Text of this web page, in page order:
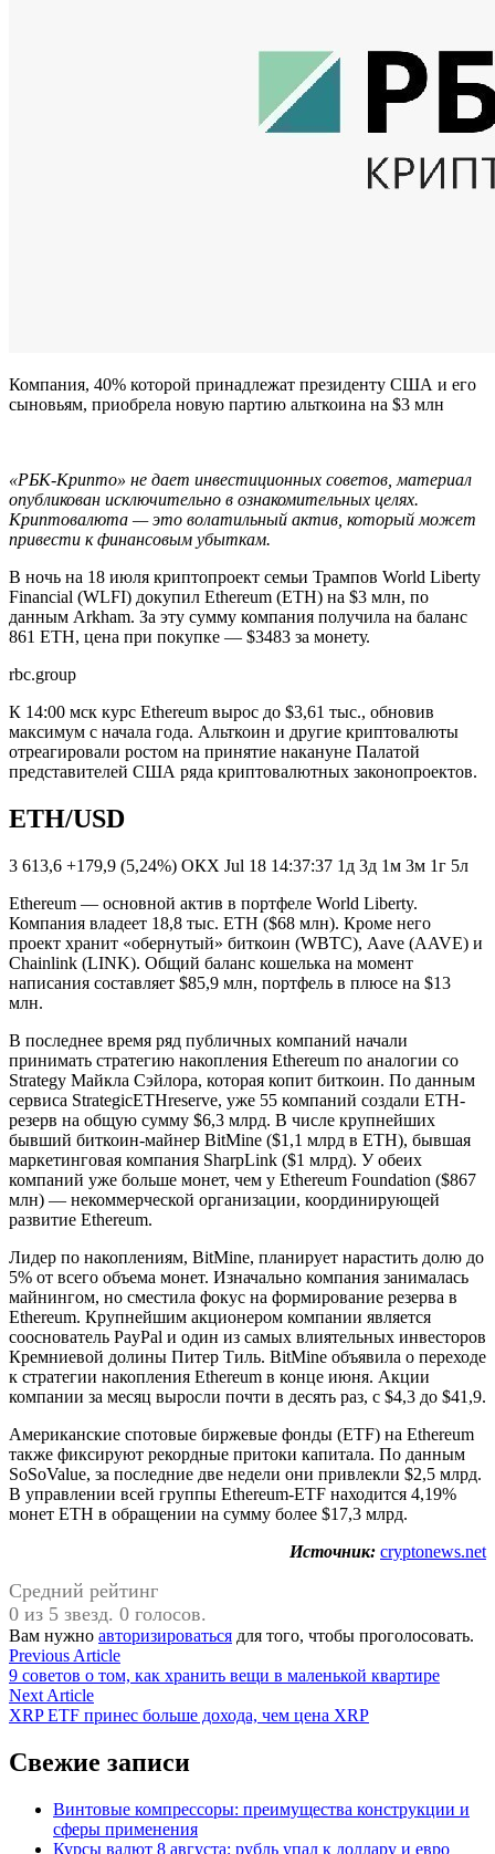
Компания, 40% которой принадлежат президенту США и его
сыновьям, приобрела новую партию альткоина на $3 млн
«РБК-Крипто» не дает инвестиционных советов, материал
опубликован исключительно в ознакомительных целях.
Криптовалюта — это волатильный актив, который может
привести к финансовым убыткам.
В ночь на 18 июля криптопроект семьи Трампов World Liberty
Financial (WLFI) докупил Ethereum (ETH) на $3 млн, по
данным Arkham. За эту сумму компания получила на баланс
861 ETH, цена при покупке — $3483 за монету.
rbc.group
К 14:00 мск курс Ethereum вырос до $3,61 тыс., обновив
максимум с начала года. Альткоин и другие криптовалюты
отреагировали ростом на принятие накануне Палатой
представителей США ряда криптовалютных законопроектов.
ETH/USD
3 613,6 +179,9 (5,24%) ОКХ Jul 18 14:37:37 1д 3д 1м 3м 1г 5л
Ethereum — основной актив в портфеле World Liberty.
Компания владеет 18,8 тыс. ETH ($68 млн). Кроме него
проект хранит «обернутый» биткоин (WBTC), Aave (AAVE) и
Chainlink (LINK). Общий баланс кошелька на момент
написания составляет $85,9 млн, портфель в плюсе на $13
млн.
В последнее время ряд публичных компаний начали
принимать стратегию накопления Ethereum по аналогии со
Strategy Майкла Сэйлора, которая копит биткоин. По данным
сервиса StrategicETHreserve, уже 55 компаний создали ETH-
резерв на общую сумму $6,3 млрд. В числе крупнейших
бывший биткоин-майнер BitMine ($1,1 млрд в ETH), бывшая
маркетинговая компания SharpLink ($1 млрд). У обеих
компаний уже больше монет, чем у Ethereum Foundation ($867
млн) — некоммерческой организации, координирующей
развитие Ethereum.
Лидер по накоплениям, BitMine, планирует нарастить долю до
5% от всего объема монет. Изначально компания занималась
майнингом, но сместила фокус на формирование резерва в
Ethereum. Крупнейшим акционером компании является
сооснователь PayPal и один из самых влиятельных инвесторов
Кремниевой долины Питер Тиль. BitMine объявила о переходе
к стратегии накопления Ethereum в конце июня. Акции
компании за месяц выросли почти в десять раз, с $4,3 до $41,9.
Американские спотовые биржевые фонды (ETF) на Ethereum
также фиксируют рекордные притоки капитала. По данным
SoSoValue, за последние две недели они привлекли $2,5 млрд.
В управлении всей группы Ethereum-ETF находится 4,19%
монет ETH в обращении на сумму более $17,3 млрд.
Источник: cryptonews.net
Средний рейтинг
0 из 5 звезд. 0 голосов.
Вам нужно авторизироваться для того, чтобы проголосовать.
Навигация
по
записям
Previous ArticlePrevious
article:
9 советов о том, как хранить вещи в маленькой квартире
Next ArticleNext
article:
XRP ETF принес больше дохода, чем цена XRP
Свежие записи
Винтовые компрессоры: преимущества конструкции и
сферы применения
Курсы валют 8 августа: рубль упал к доллару и евро